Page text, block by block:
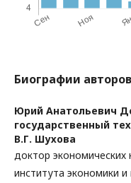
Биографии авторов
Юрий Анатольевич
государственный
В.Г. Шухова
доктор
института экономики